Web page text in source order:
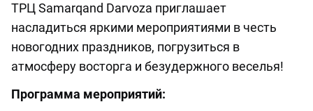
ТРЦ Samarqand Darvoza приглашает
насладиться яркими мероприятиями в честь
новогодних праздников, погрузиться в
атмосферу восторга и безудержного веселья!
Программа мероприятий: